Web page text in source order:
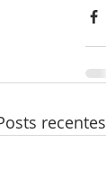
recentes